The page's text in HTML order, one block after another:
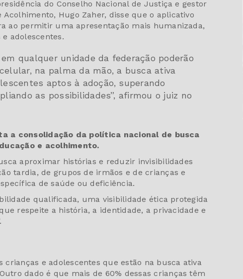
do Conselho Nacional de Justiça e gestor
Acolhimento, Hugo Zaher, disse que o aplicativo
ao permitir uma apresentação mais humanizada,
adolescentes.
qualquer unidade da federação poderão
na palma da mão, a busca ativa
aptos à adoção, superando
as possibilidades”, afirmou o juiz no
a consolidação da política nacional de busca
e acolhimento.
aproximar histórias e reduzir invisibilidades
tardia, de grupos de irmãos e de crianças e
de saúde ou deficiência.
qualificada, uma visibilidade ética protegida
respeite a história, a identidade, a privacidade e
crianças e adolescentes que estão na busca ativa
dado é que mais de 60% dessas crianças têm